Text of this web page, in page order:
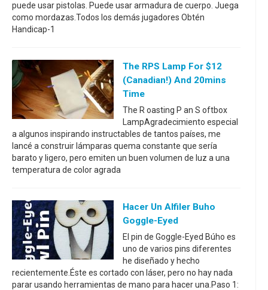
puede usar pistolas. Puede usar armadura de cuerpo. Juega
como mordazas.Todos los demás jugadores Obtén
Handicap-1
The RPS Lamp For $12
(Canadian!) And 20mins
Time
The R oasting P an S oftbox
LampAgradecimiento especial
a algunos inspirando instructables de tantos países, me
lancé a construir lámparas quema constante que sería
barato y ligero, pero emiten un buen volumen de luz a una
temperatura de color agrada
Hacer Un Alfiler Buho
Goggle-Eyed
El pin de Goggle-Eyed Búho es
uno de varios pins diferentes
he diseñado y hecho
recientemente.Éste es cortado con láser, pero no hay nada
parar usando herramientas de mano para hacer una.Paso 1: